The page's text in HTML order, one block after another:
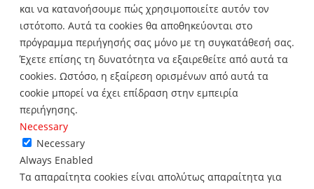
και να κατανοήσουμε πώς χρησιμοποιείτε αυτόν τον
ιστότοπο. Αυτά τα cookies θα αποθηκεύονται στο
πρόγραμμα περιήγησής σας μόνο με τη συγκατάθεσή σας.
Έχετε επίσης τη δυνατότητα να εξαιρεθείτε από αυτά τα
cookies. Ωστόσο, η εξαίρεση ορισμένων από αυτά τα
cookie μπορεί να έχει επίδραση στην εμπειρία
περιήγησης.
Necessary
Necessary
Always Enabled
Τα απαραίτητα cookies είναι απολύτως απαραίτητα για